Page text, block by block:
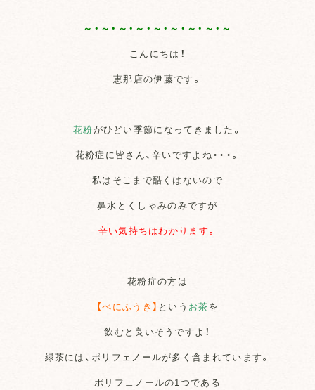
～・～・～・～・～・～・～・～・～
こんにちは！
恵那店の伊藤です。
花粉がひどい季節になってきました。
花粉症に皆さん、辛いですよね・・・。
私はそこまで酷くはないので
鼻水とくしゃみのみですが
辛い気持ちはわかります。
花粉症の方は
【べにふうき】 という お茶を
飲むと良いそうですよ！
緑茶には、ポリフェノールが多く含まれています。
ポリフェノールの1つである